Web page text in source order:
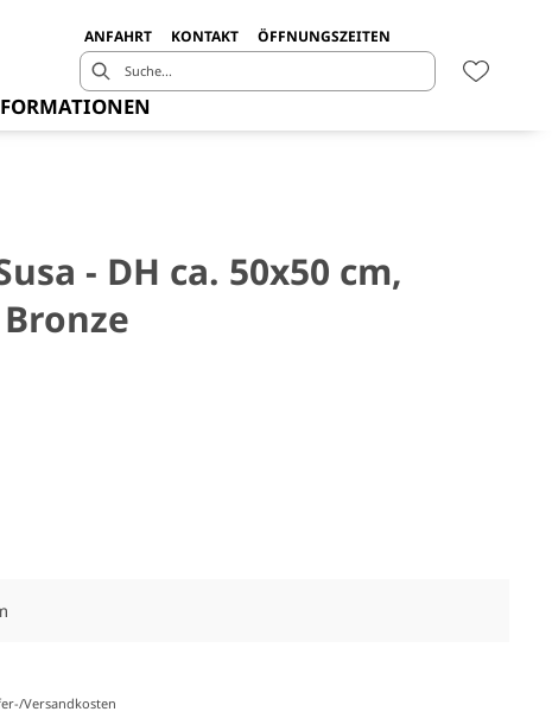
ANFAHRT KONTAKT ÖFFNUNGSZEITEN
- DH ca. 50x50 cm,
Versandkosten